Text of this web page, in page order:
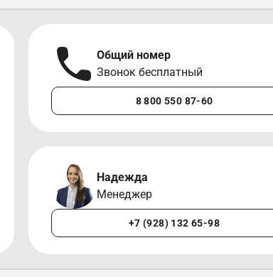
Общий номер
Звонок бесплатный
8 800 550 87-60
Надежда
Менеджер
+7 (928) 132 65-98